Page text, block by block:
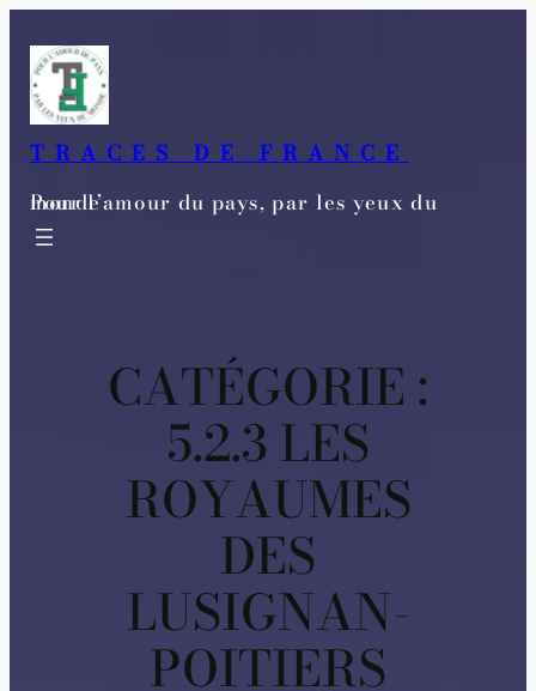
contenu
TRACES DE FRANCE
Pour l’amour du pays, par les yeux du monde
CATÉGORIE :
5.2.3 LES
ROYAUMES
DES
LUSIGNAN-
POITIERS